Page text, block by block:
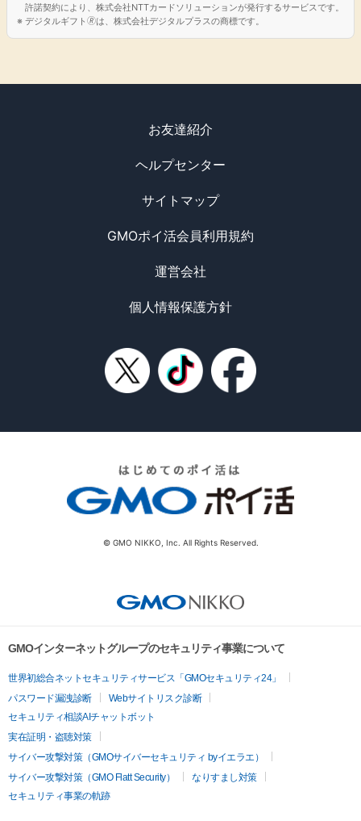
許諾契約により、株式会社NTTカードソリューションが発行するサービスです。
デジタルギフト🄬は、株式会社デジタルプラスの商標です。
お友達紹介
ヘルプセンター
サイトマップ
GMOポイ活会員利用規約
運営会社
個人情報保護方針
© GMO NIKKO, Inc. All Rights Reserved.
GMOインターネットグループのセキュリティ事業について
世界初総合ネットセキュリティサービス「GMOセキュリティ24」
パスワード漏洩診断
Webサイトリスク診断
セキュリティ相談AIチャットボット
実在証明・盗聴対策
サイバー攻撃対策（GMOサイバーセキュリティ byイエラエ）
サイバー攻撃対策（GMO Flatt Security）
なりすまし対策
セキュリティ事業の軌跡